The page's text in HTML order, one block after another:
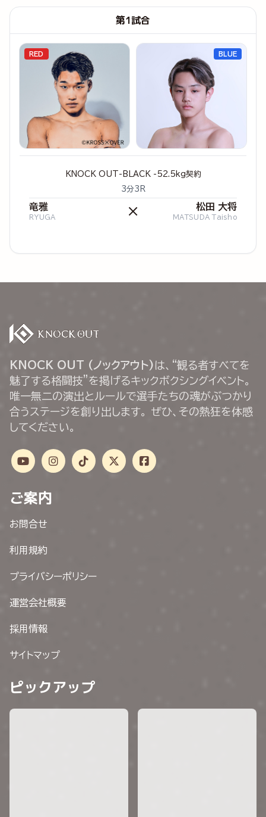
第1試合
RED
KNOCK OUT-BLACK -52.5kg契約
3分3R
竜雅
RYUGA × 松田 大将
MATSUDA Taisho
BLUE
KNOCK OUT (ノックアウト) は、“観る者すべてを
魅了する格闘技”を掲げるキックボクシングイベント。
唯一無二の演出とルールで選手たちの魂がぶつかり
合うステージを創り出します。 ぜひ、その熱狂を体感
してください。
ご案内
お問合せ
利用規約
プライバシーポリシー
運営会社概要
採用情報
サイトマップ
ピックアップ